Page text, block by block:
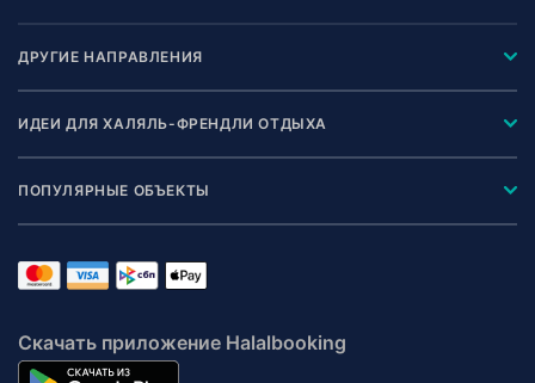
ДРУГИЕ НАПРАВЛЕНИЯ
ИДЕИ ДЛЯ ХАЛЯЛЬ-ФРЕНДЛИ ОТДЫХА
ПОПУЛЯРНЫЕ ОБЪЕКТЫ
Скачать приложение Halalbooking